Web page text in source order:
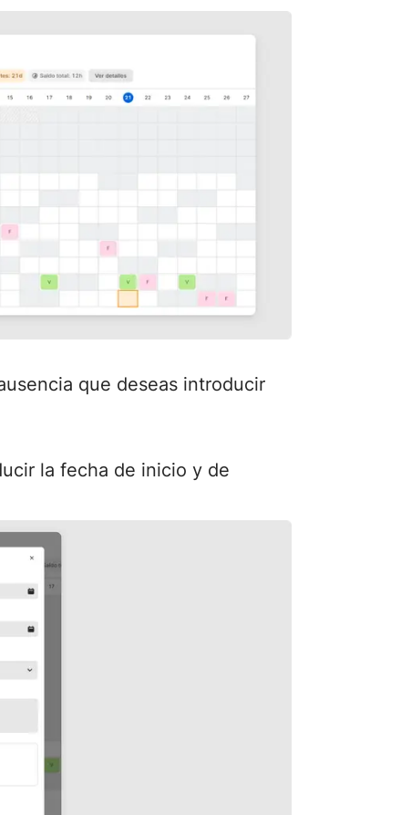
que deseas introducir
la fecha de inicio y de